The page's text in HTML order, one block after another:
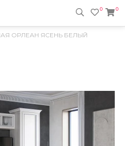
0
0
ОРЛЕАН ЯСЕНЬ БЕЛЫЙ